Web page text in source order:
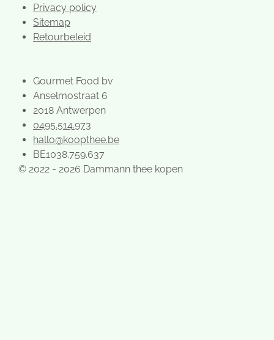
Privacy policy
Sitemap
Retourbeleid
Gourmet Food bv
Anselmostraat 6
2018 Antwerpen
0495.514.973
hallo@koopthee.be
BE1038.759.637
© 2022 - 2026 Dammann thee kopen